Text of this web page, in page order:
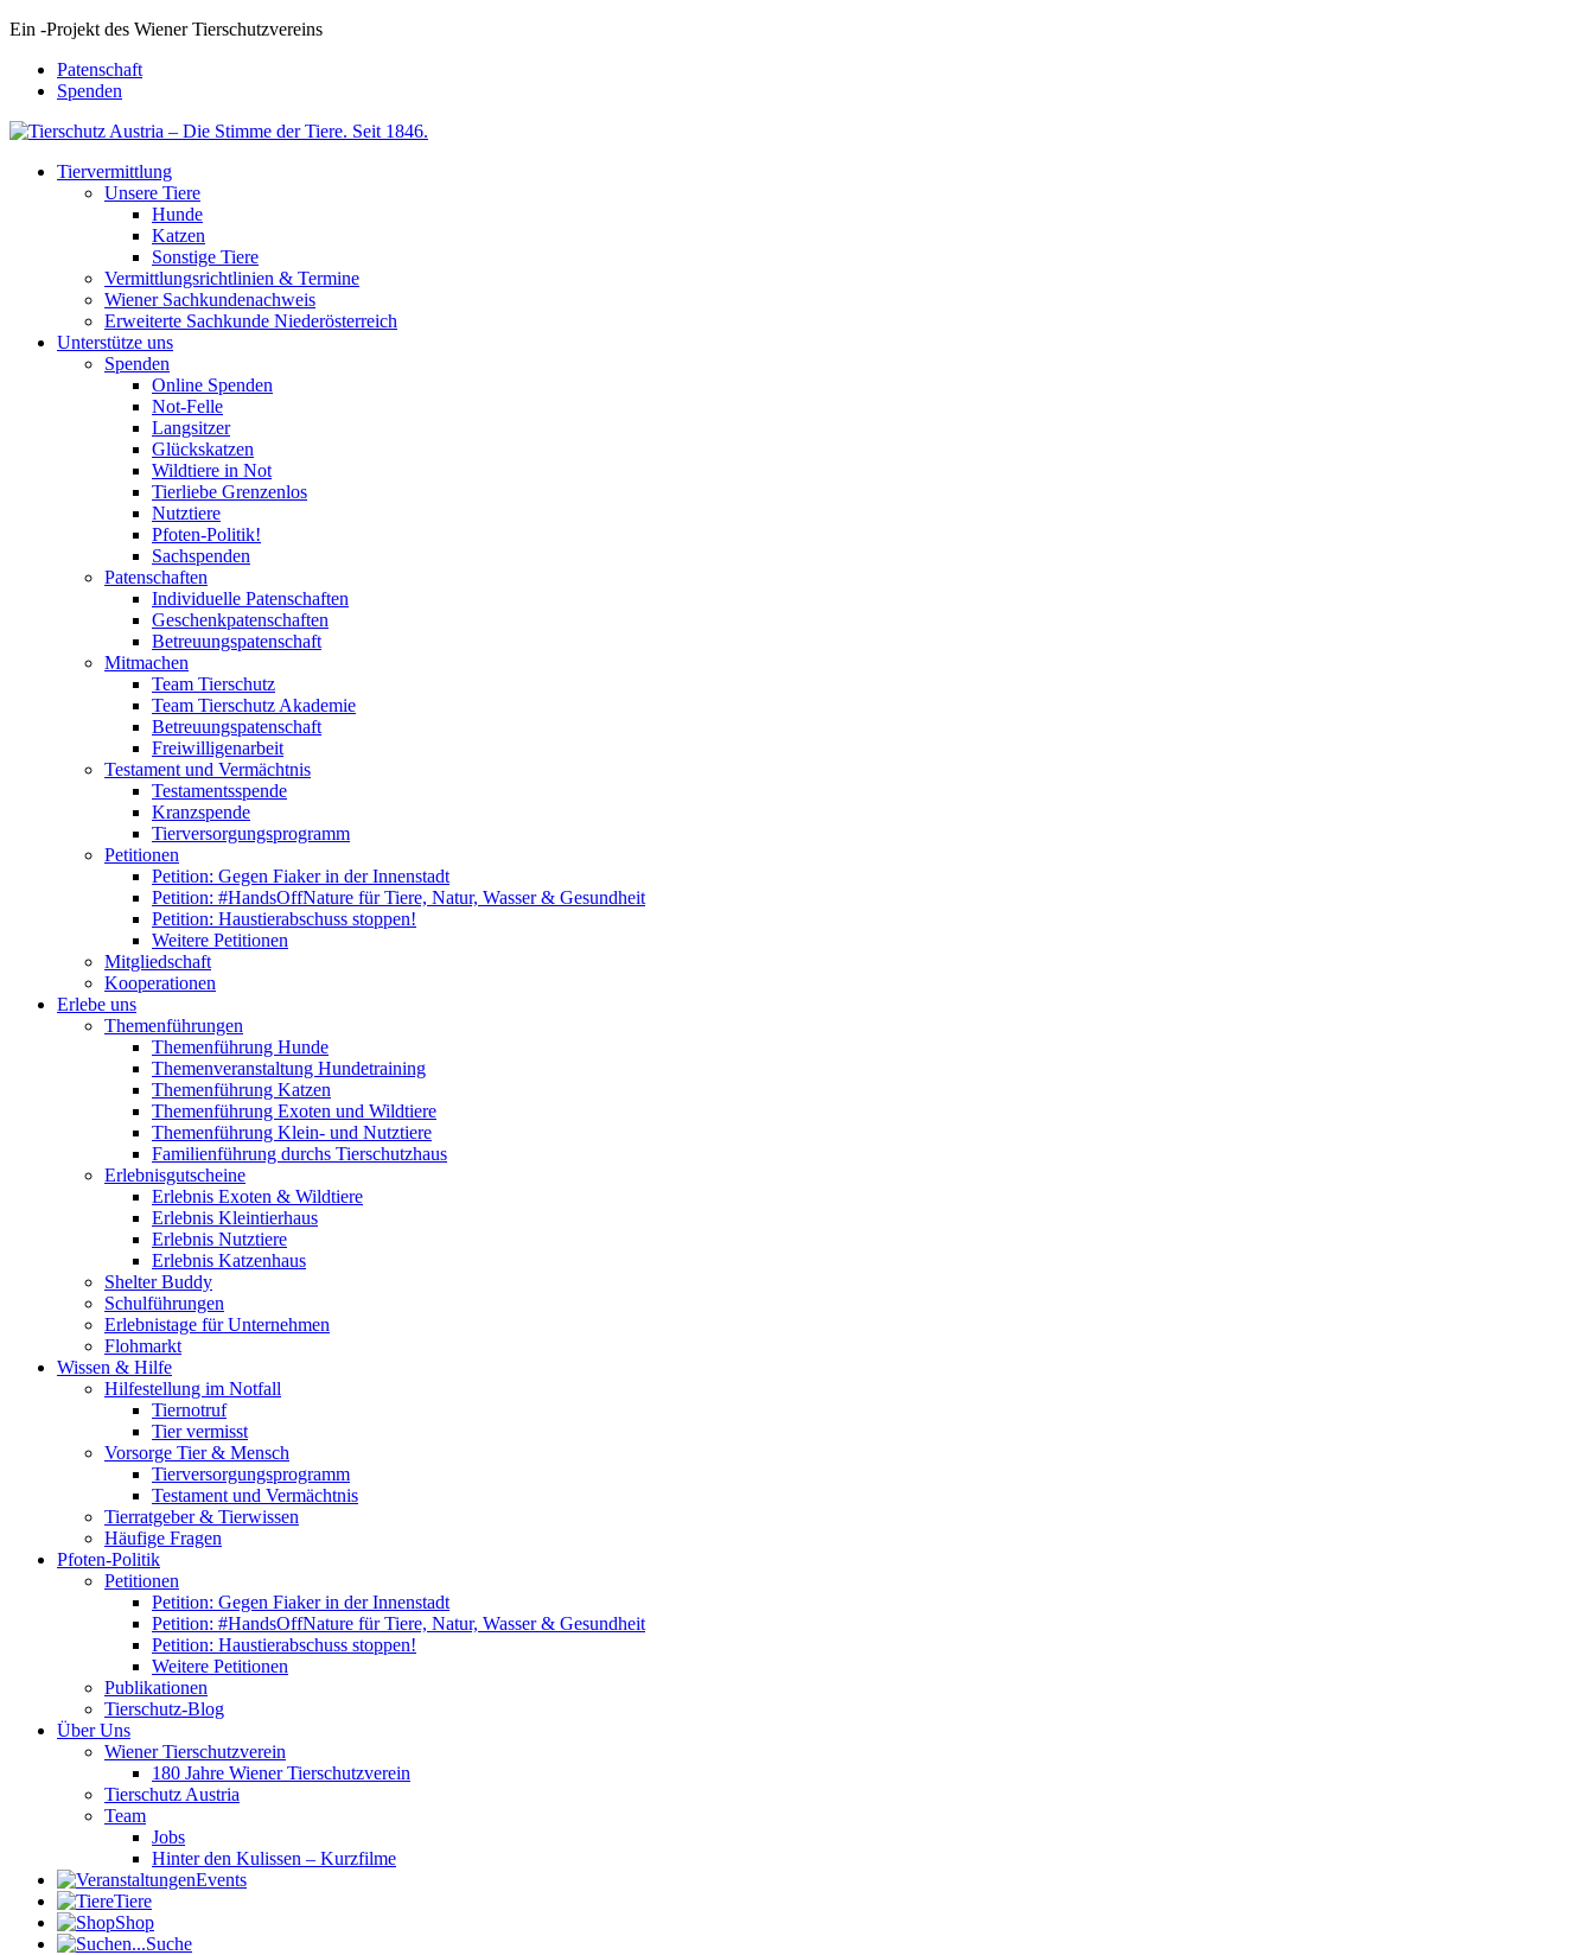
Ein -Projekt des Wiener Tierschutzvereins
Patenschaft
Spenden
Tiervermittlung
Unsere Tiere
Hunde
Katzen
Sonstige Tiere
Vermittlungsrichtlinien & Termine
Wiener Sachkundenachweis
Erweiterte Sachkunde Niederösterreich
Unterstütze uns
Spenden
Online Spenden
Not-Felle
Langsitzer
Glückskatzen
Wildtiere in Not
Tierliebe Grenzenlos
Nutztiere
Pfoten-Politik!
Sachspenden
Patenschaften
Individuelle Patenschaften
Geschenkpatenschaften
Betreuungspatenschaft
Mitmachen
Team Tierschutz
Team Tierschutz Akademie
Betreuungspatenschaft
Freiwilligenarbeit
Testament und Vermächtnis
Testamentsspende
Kranzspende
Tierversorgungsprogramm
Petitionen
Petition: Gegen Fiaker in der Innenstadt
Petition: #HandsOffNature für Tiere, Natur, Wasser & Gesundheit
Petition: Haustierabschuss stoppen!
Weitere Petitionen
Mitgliedschaft
Kooperationen
Erlebe uns
Themenführungen
Themenführung Hunde
Themenveranstaltung Hundetraining
Themenführung Katzen
Themenführung Exoten und Wildtiere
Themenführung Klein- und Nutztiere
Familienführung durchs Tierschutzhaus
Erlebnisgutscheine
Erlebnis Exoten & Wildtiere
Erlebnis Kleintierhaus
Erlebnis Nutztiere
Erlebnis Katzenhaus
Shelter Buddy
Schulführungen
Erlebnistage für Unternehmen
Flohmarkt
Wissen & Hilfe
Hilfestellung im Notfall
Tiernotruf
Tier vermisst
Vorsorge Tier & Mensch
Tierversorgungsprogramm
Testament und Vermächtnis
Tierratgeber & Tierwissen
Häufige Fragen
Pfoten-Politik
Petitionen
Petition: Gegen Fiaker in der Innenstadt
Petition: #HandsOffNature für Tiere, Natur, Wasser & Gesundheit
Petition: Haustierabschuss stoppen!
Weitere Petitionen
Publikationen
Tierschutz-Blog
Über Uns
Wiener Tierschutzverein
180 Jahre Wiener Tierschutzverein
Tierschutz Austria
Team
Jobs
Hinter den Kulissen – Kurzfilme
Events
Tiere
Shop
Suche